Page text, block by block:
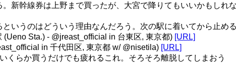
新幹線券は上野まで買ったが、大宮で降りてもいいかもしれ
いうのはどういう理由なんだろう。次の駅に着いてから止め
Sta.) - @jreast_official in 台東区, 東京都) [URL]
in 千代田区, 東京都 w/ @nisetila) [URL]
くらか買うだけでも疲れるこれ。そろそろ離脱してしまおう